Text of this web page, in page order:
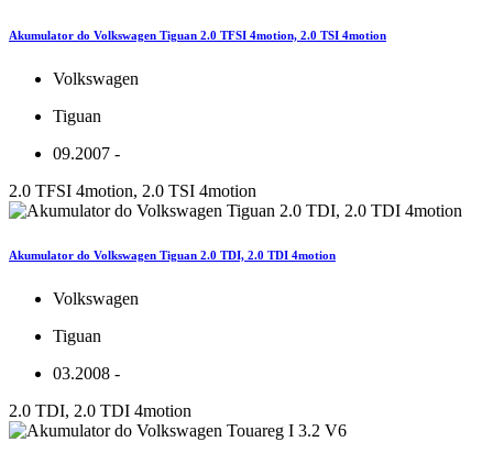
Akumulator do Volkswagen Tiguan 2.0 TFSI 4motion, 2.0 TSI 4motion
Volkswagen
Tiguan
09.2007 -
2.0 TFSI 4motion, 2.0 TSI 4motion
Akumulator do Volkswagen Tiguan 2.0 TDI, 2.0 TDI 4motion
Volkswagen
Tiguan
03.2008 -
2.0 TDI, 2.0 TDI 4motion